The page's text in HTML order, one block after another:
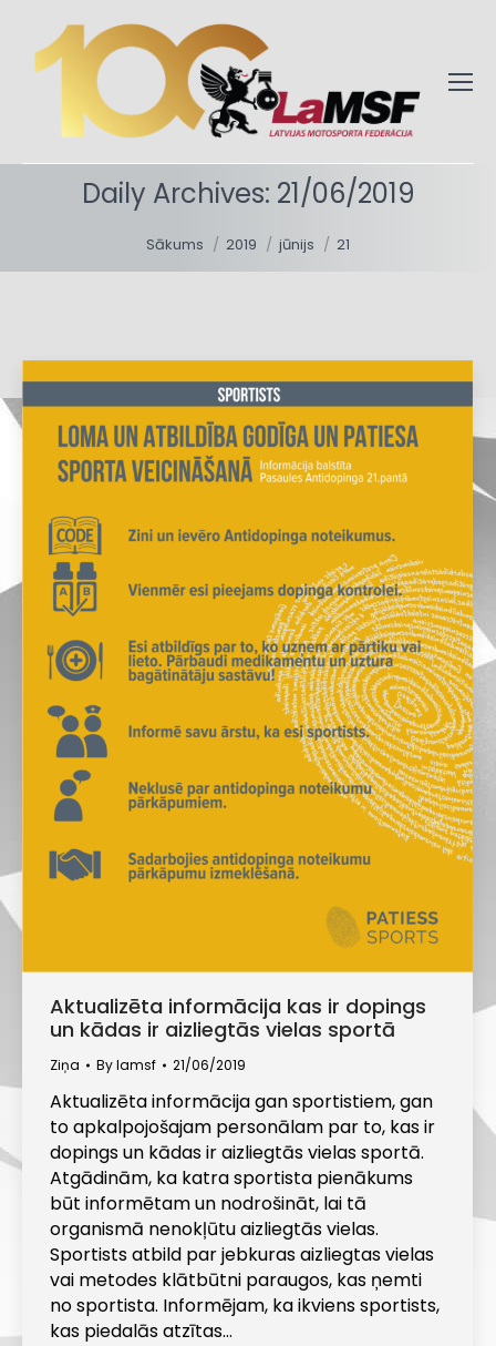
Daily Archives: 21/06/2019
Sākums 2019 jūnijs 21
Aktualizēta informācija kas ir dopings
un kādas ir aizliegtās vielas sportā
Ziņa Bylamsf 21/06/2019
Aktualizēta informācija gan sportistiem, gan
to apkalpojošajam personālam par to, kas ir
dopings un kādas ir aizliegtās vielas sportā.
Atgādinām, ka katra sportista pienākums
būt informētam un nodrošināt, lai tā
organismā nenokļūtu aizliegtās vielas.
Sportists atbild par jebkuras aizliegtas vielas
vai metodes klātbūtni paraugos, kas ņemti
no sportista. Informējam, ka ikviens sportists,
kas piedalās atzītas…